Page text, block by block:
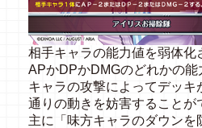
相手キャラの能力値を弱体
APかDPかDMGのどれかの
キャラの攻撃によってデッ
通りの動きを妨害することが
主に「味方キャラのダウン